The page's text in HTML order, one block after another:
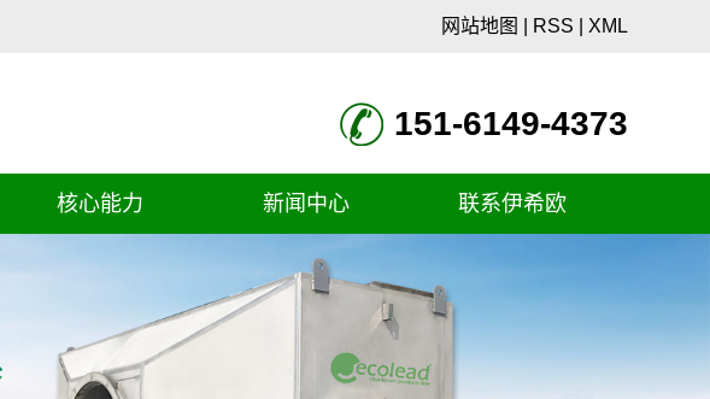
网站地图 RSS XML
151-6149-4373
核心能力
服务政策
新闻中心
企业动态
产品知识
联系伊希欧